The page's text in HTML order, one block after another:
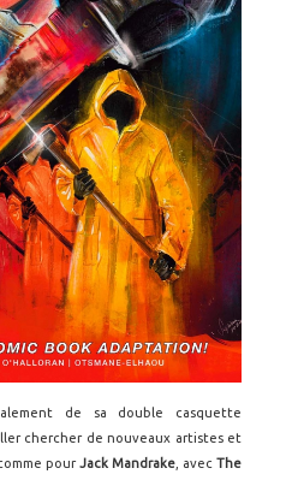
de sa double casquette
chercher de nouveaux artistes et
pourJack Mandrake, avecThe